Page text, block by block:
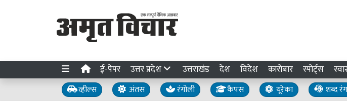
ई-पेपर उत्तर प्रदेश उत्तराखंड देश विदेश कारोबार स्पोर्ट्स
व्हील्स अंतस रंगोली कैंपस यूरेका शब्द रंग